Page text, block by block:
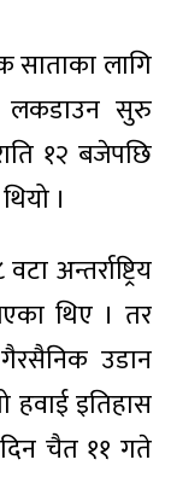
लागि
लकडाउन सुरु
१२ बजेपछि
।
अन्तर्राष्ट्रिय
थिए । तर
उडान
हवाई इतिहास
चैत ११ गते